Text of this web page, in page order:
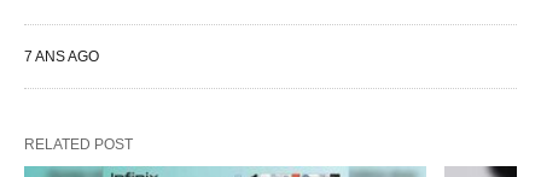
7 ANS AGO
RELATED POST